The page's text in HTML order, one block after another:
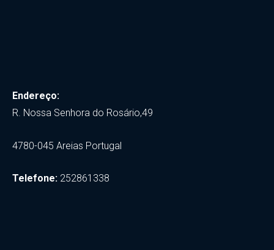
Endereço:
R. Nossa Senhora do Rosário,49
4780-045 Areias Portugal
Telefone: 252861338